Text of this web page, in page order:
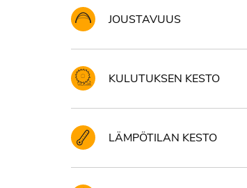
JOUSTAVUUS
KULUTUKSEN KESTO
LÄMPÖTILAN KESTO